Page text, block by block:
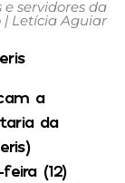
servidores da
| Letícia Aguiar
a
da
(12)